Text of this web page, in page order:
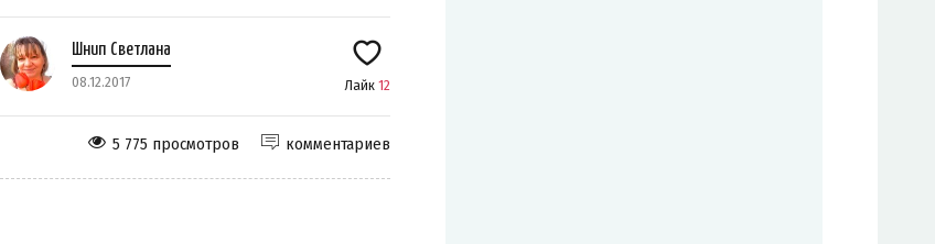
Шнип Светлана
08.12.2017 Лайк 12
комментариев
5 775 просмотров